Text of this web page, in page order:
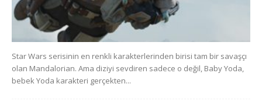
Star Wars serisinin en renkli karakterlerinden birisi tam bir savaşçı
olan Mandalorian. Ama diziyi sevdiren sadece o değil, Baby Yoda,
bebek Yoda karakteri gerçekten...